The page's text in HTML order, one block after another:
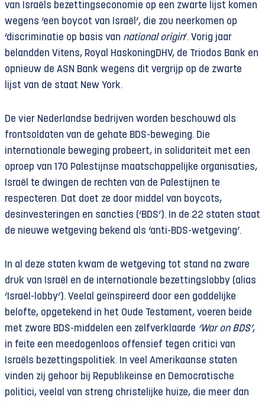
van Israëls bezettingseconomie op een zwarte lijst komen
wegens ‘een boycot van Israël’, die zou neerkomen op
‘discriminatie op basis van national origin’. Vorig jaar
belandden Vitens, Royal HaskoningDHV, de Triodos Bank en
opnieuw de ASN Bank wegens dit vergrijp op de zwarte
lijst van de staat New York.
De vier Nederlandse bedrijven worden beschouwd als
frontsoldaten van de gehate BDS-beweging. Die
internationale beweging probeert, in solidariteit met een
oproep van 170 Palestijnse maatschappelijke organisaties,
Israël te dwingen de rechten van de Palestijnen te
respecteren. Dat doet ze door middel van boycots,
desinvesteringen en sancties (‘BDS’). In de 22 staten staat
de nieuwe wetgeving bekend als ‘anti-BDS-wetgeving’.
In al deze staten kwam de wetgeving tot stand na zware
druk van Israël en de internationale bezettingslobby (alias
‘Israël-lobby’). Veelal geïnspireerd door een goddelijke
belofte, opgetekend in het Oude Testament, voeren beide
met zware BDS-middelen een zelfverklaarde ‘War on BDS’,
in feite een meedogenloos offensief tegen critici van
Israëls bezettingspolitiek. In veel Amerikaanse staten
vinden zij gehoor bij Republikeinse en Democratische
politici, veelal van streng christelijke huize, die meer dan